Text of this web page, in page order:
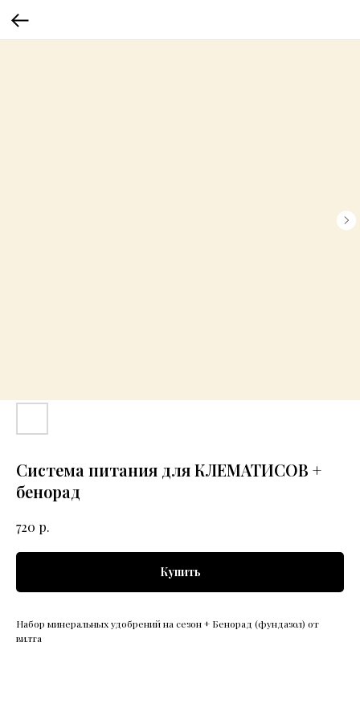
Система питания для КЛЕМАТИСОВ +
бенорад
720 р.
Купить
Набор минеральных удобрений на сезон + Бенорад (фундазол) от
вилта